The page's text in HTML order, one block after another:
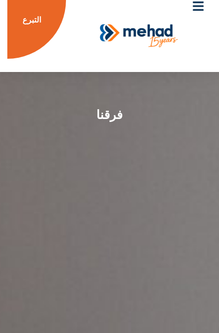
التبرع
فرقنا